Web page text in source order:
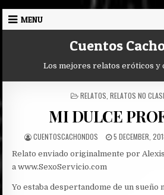
Skip
MENU
Cuentos
Los mejores relatos eróticos y
POSTED
RELATOS RELATOS NO
MI DULCE
AUTHOR:
CUENTOSCACHONDOS
PUBLISHED
5 DECEMBER,
Relato enviado originalmente por
a www.SexoServicio.com
Yo estaba despertandome de un sueño